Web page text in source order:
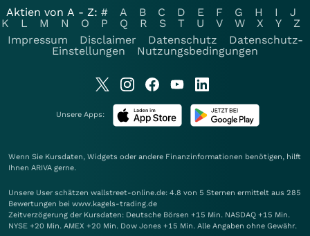
Aktien von A - Z: # A B C D E F G H I
J
K
L M N O P Q R S T U V W X Y
Z
Impressum
Disclaimer Datenschutz
Datenschutz-
Einstellungen
Nutzungsbedingungen
Unsere Apps:
Wenn Sie Kursdaten, Widgets oder andere Finanzinformationen benötigen, hilft
Ihnen ARIVA gerne.
Unsere User schätzen wallstreet-online.de: 4.8 von 5 Sternen ermittelt aus 285
Bewertungen bei www.kagels-trading.de
Zeitverzögerung der Kursdaten: Deutsche Börsen +15 Min. NASDAQ +15 Min.
NYSE +20 Min. AMEX +20 Min. Dow Jones +15 Min. Alle Angaben ohne Gewähr.